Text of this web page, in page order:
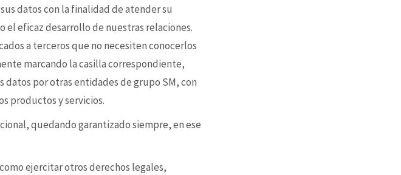
datos con la finalidad de atender su
eficaz desarrollo de nuestras relaciones.
a terceros que no necesiten conocerlos
marcando la casilla correspondiente,
por otras entidades de grupo SM, con
productos y servicios.
quedando garantizado siempre, en ese
ejercitar otros derechos legales,